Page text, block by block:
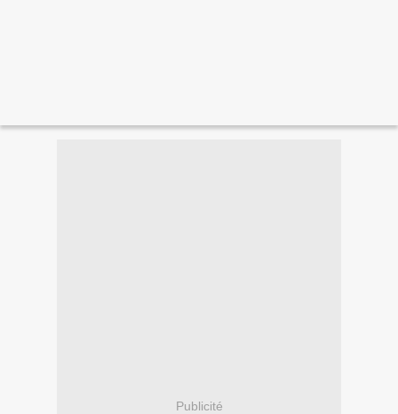
Publicité